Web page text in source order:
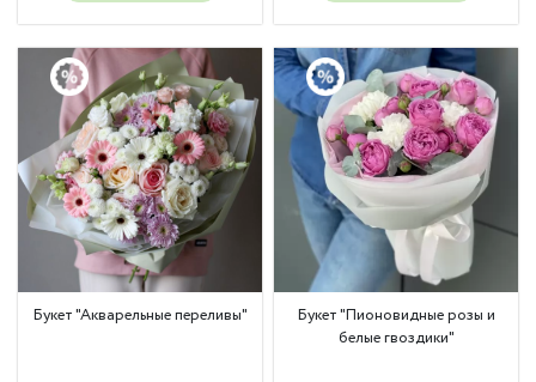
Букет "Акварельные переливы"
Букет "Пионовидные розы и
белые гвоздики"